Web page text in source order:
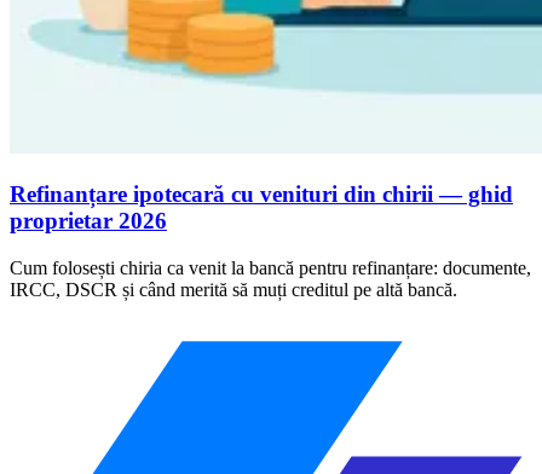
Refinanțare ipotecară cu venituri din chirii — ghid
proprietar 2026
Cum folosești chiria ca venit la bancă pentru refinanțare: documente,
IRCC, DSCR și când merită să muți creditul pe altă bancă.